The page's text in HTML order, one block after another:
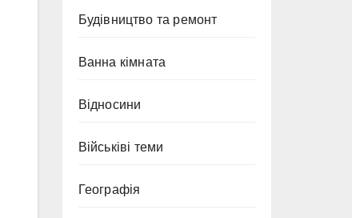
Будівництво та ремонт
Ванна кімната
Відносини
Військіві теми
Географія